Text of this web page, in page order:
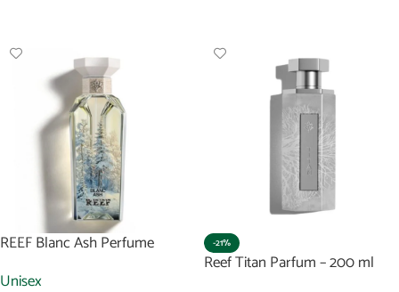
REEF Blanc Ash Perfume
Unisex
-21%
Reef Titan Parfum – 200 ml